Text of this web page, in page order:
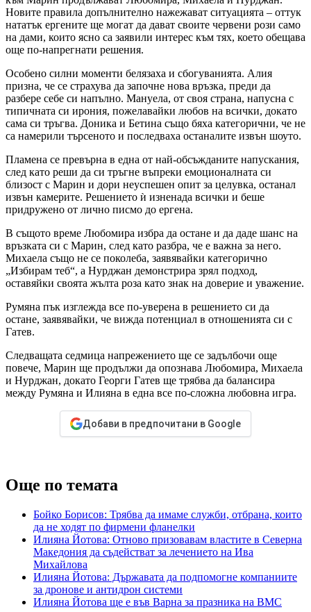
Новите правила допълнително нажежават ситуацията – оттук
нататък ергените ще могат да дават своите червени рози само
на дами, които ясно са заявили интерес към тях, което обещава
още по-напрегнати решения.
Особено силни моменти белязаха и сбогуванията. Алия
призна, че се страхува да започне нова връзка, преди да
разбере себе си напълно. Мануела, от своя страна, напусна с
типичната си ирония, пожелавайки любов на всички, докато
сама си тръгва. Доника и Бетина също бяха категорични, че не
са намерили търсеното и последваха останалите извън шоуто.
Пламена се превърна в една от най-обсъжданите напускания,
след като реши да си тръгне въпреки емоционалната си
близост с Марин и дори неуспешен опит за целувка, останал
извън камерите. Решението ѝ изненада всички и беше
придружено от лично писмо до ергена.
В същото време Любомира избра да остане и да даде шанс на
връзката си с Марин, след като разбра, че е важна за него.
Михаела също не се поколеба, заявявайки категорично
„Избирам теб“, а Нурджан демонстрира зрял подход,
оставяйки своята жълта роза като знак на доверие и уважение.
Румяна пък изглежда все по-уверена в решението си да
остане, заявявайки, че вижда потенциал в отношенията си с
Гатев.
Следващата седмица напрежението ще се задълбочи още
повече, Марин ще продължи да опознава Любомира, Михаела
и Нурджан, докато Георги Гатев ще трябва да балансира
между Румяна и Илияна в една все по-сложна любовна игра.
Добави в предпочитани в Google
Още по темата
Бойко Борисов: Трябва да имаме служби, отбрана, които
да не ходят по фирмени фланелки
Илияна Йотова: Отново призовавам властите в Северна
Македония да съдействат за лечението на Ива
Михайлова
Илияна Йотова: Държавата да подпомогне компаниите
за дронове и антидрон системи
Илияна Йотова ще е във Варна за празника на ВМС